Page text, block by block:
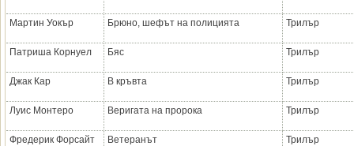
Мартин Уокър Брюно, шефът на полицията Трилър
Патриша Корнуел Бяс Трилър
Джак Кар В кръвта Трилър
Луис Монтеро Веригата на пророка Трилър
Фредерик Форсайт Ветеранът Трилър